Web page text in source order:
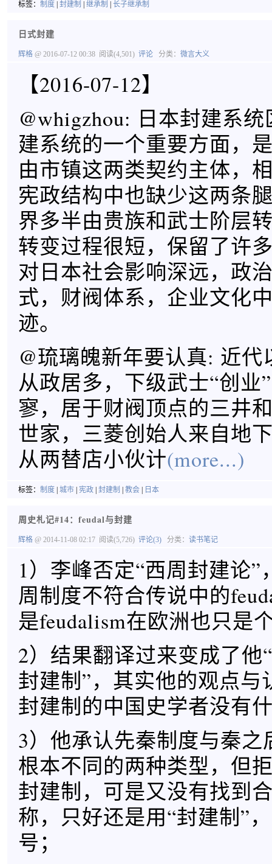
标签： 制度 封建制 继承制 长子继承制
日式封建
辉格 @ 2016-07-12 00:38 阅读(4,501) 评论 分类： 微言大义
【2016-07-12】
@whigzhou: 日本封建系
建系统的一个重要方面，
由市镇这两类契约主体，
宪政结构中也缺少这两条
界多半由贵族和武士阶层
转变过程很短，保留了许
对日本社会影响深远，政
式，财阀体系，企业文化
迹。
@琉璃魄新年要认真: 近
从政居多，下级武士“创业
寥，居于财阀顶点的三井
世家，三菱创始人来自地
从两替店小伙计(more...)
标签： 制度 城市 宪政 封建制 教会 日本
周史札记#14：feudal与封建
辉格 @ 2014-11-08 02:17 阅读(5,726) 评论(3) 分类： 读书笔记
1）李峰否定“西周封建论”
周制度不符合传说中的
是feudalism在欧洲也只是
2）结果翻译过来变成了他
封建制”，其实他的观点与
封建制的中国史学者没有
3）他承认先秦制度与秦之
根本不同的两种类型，但
封建制，可是又没有找到
称，只好还是用“封建制”
号；